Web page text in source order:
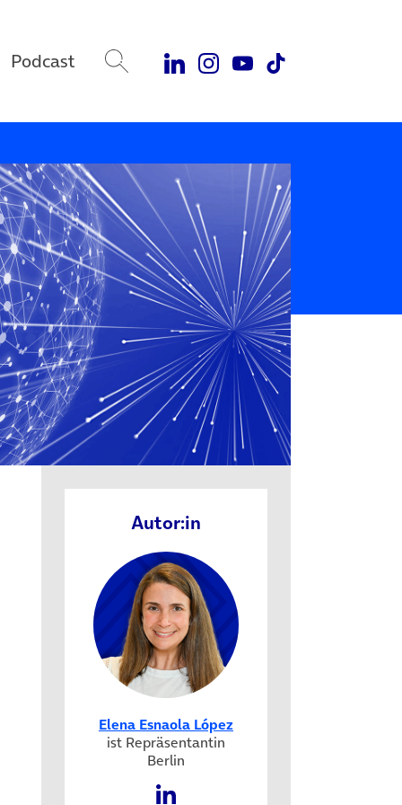
Podcast
neuem Tab)
Autor:in
Elena Esnaola López
ist Repräsentantin
Berlin